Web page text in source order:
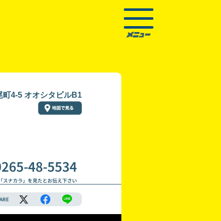
町4-5 オオシタビルB1
48-5534
スナカラ」を見たとお伝え下さい